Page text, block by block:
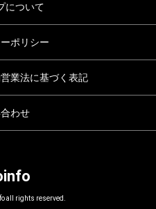
について
ポリシー
業法に基づく表記
わせ
all rights reserved.